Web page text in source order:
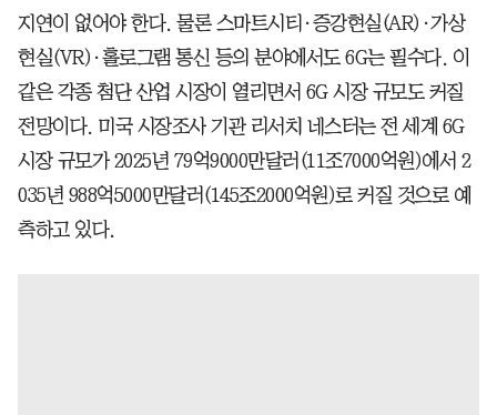
지연이 없어야 한다. 물론 스마트시티·증강현실(AR)·가상
현실(VR)·홀로그램 통신 등의 분야에서도 6G는 필수다. 이
같은 각종 첨단 산업 시장이 열리면서 6G 시장 규모도 커질
전망이다. 미국 시장조사 기관 리서치 네스터는 전 세계 6G
시장 규모가 2025년 79억9000만달러(11조7000억원)에서 2
035년 988억5000만달러(145조2000억원)로 커질 것으로 예
측하고 있다.